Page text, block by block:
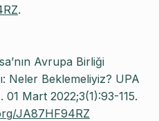
.
Avrupa Birliği
Neler Beklemeliyiz? UPA
Mart 2022;3(1):93-115.
JA87HF94RZ